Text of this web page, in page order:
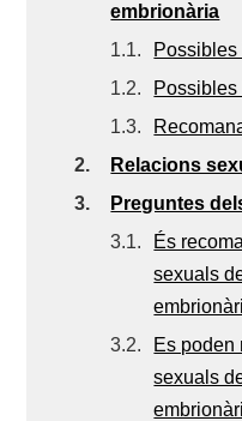
embrionària
1.1.
1.2.
1.3.
2.
Relacions
3.
Preguntes
3.1.
És
sexuals
3.2.
Es poden
sexuals